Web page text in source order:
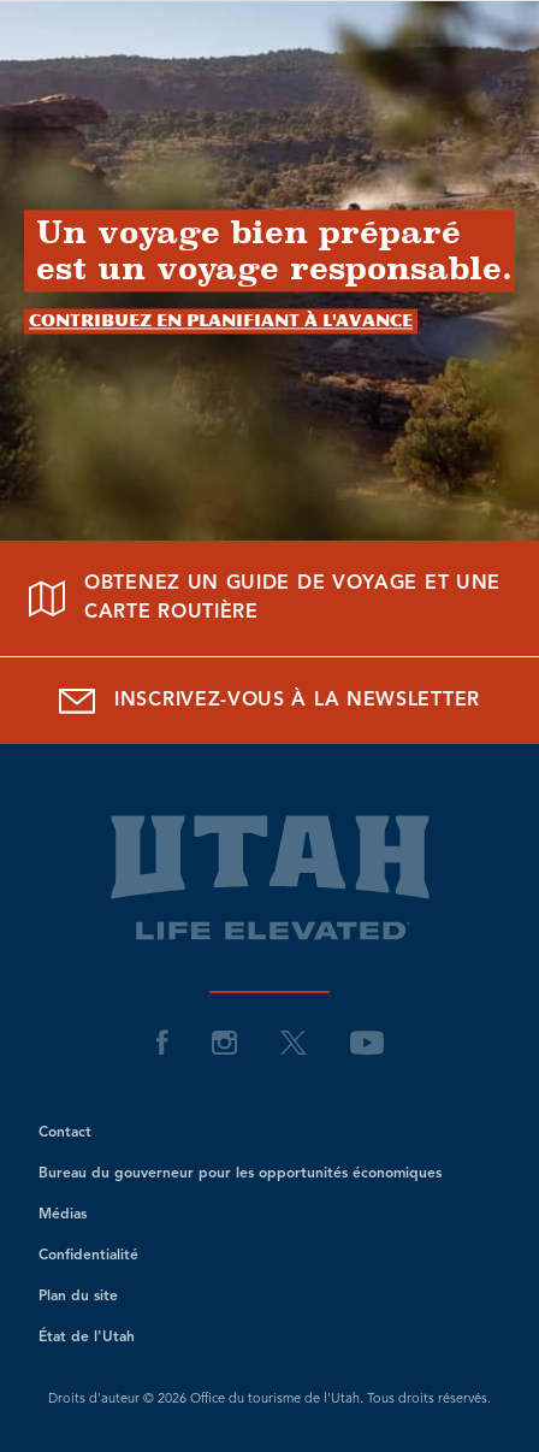
Un voyage bien préparé
est un voyage responsable.
Contribuez en planifiant à l'avance
OBTENEZ UN GUIDE DE VOYAGE ET UNE
CARTE ROUTIÈRE
INSCRIVEZ-VOUS À LA NEWSLETTER
Contact
Bureau du gouverneur pour les opportunités économiques
Médias
Confidentialité
Plan du site
État de l'Utah
Droits d'auteur © 2026 Office du tourisme de l'Utah. Tous droits réservés.